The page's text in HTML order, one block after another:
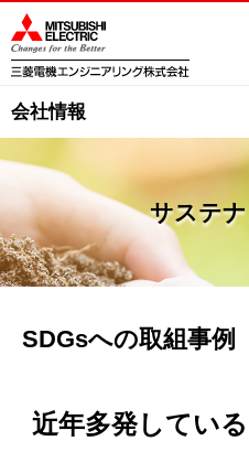
会社情報
サステ
SDGsへの取組事例
近年多発してい